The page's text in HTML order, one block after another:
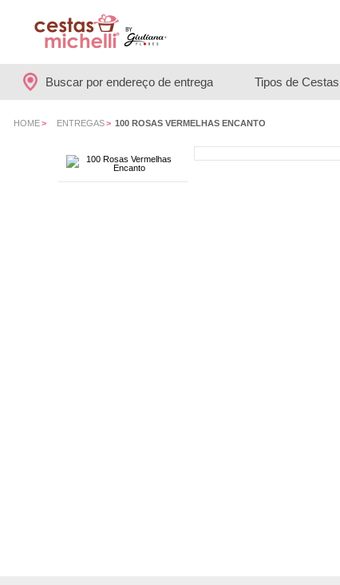
Buscar por endereço de entrega Tipos de Cestas
HOME> ENTREGAS> 100 ROSAS VERMELHAS ENCANTO